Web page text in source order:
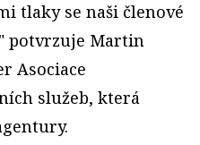
tlaky se naši členové
potvrzuje Martin
Asociace
služeb, která